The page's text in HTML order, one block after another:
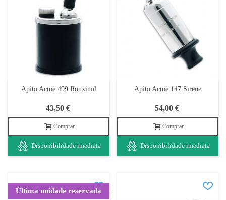
Apito Acme 499 Rouxinol
43,50 €
Comprar
Disponibilidade imediata
Apito Acme 147 Sirene
54,00 €
Comprar
Disponibilidade imediata
Última unidade reservada